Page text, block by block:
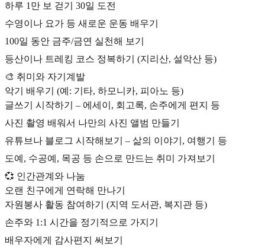
하루 1만 보 걷기 30일 도전
수영이나 요가 등 새로운 운동 배우기
100일 동안 금주/금연 실천해 보기
등산이나 트레킹 코스 정복하기 (지리산, 설악산 등)
🎨 취미와 자기계발
악기 배우기 (예: 기타, 하모니카, 피아노 등)
글쓰기 시작하기 – 에세이, 회고록, 손주에게 편지 등
사진 촬영 배워서 나만의 사진 앨범 만들기
유튜브나 블로그 시작해보기 – 삶의 이야기, 여행기 등
도예, 수공예, 목공 등 손으로 만드는 취미 가져보기
💞 인간관계와 나눔
오랜 친구에게 연락해 만나기
자원봉사 활동 참여하기 (지역 도서관, 복지관 등)
손주와 1:1 시간을 정기적으로 가지기
배우자에게 감사편지 써보기